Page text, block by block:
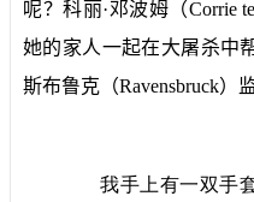
呢？科丽·邓波姆（Corrie
她的家人一起在大屠杀中
斯布鲁克（Ravensbruck）
我手上有一双手